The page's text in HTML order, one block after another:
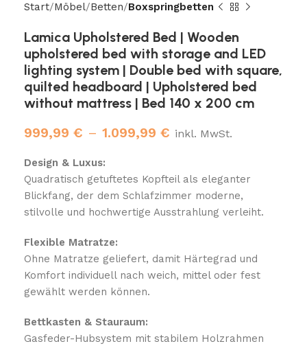
Start Möbel Betten Boxspringbetten
Lamica Upholstered Bed | Wooden
upholstered bed with storage and LED
lighting system | Double bed with square,
quilted headboard | Upholstered bed
without mattress | Bed 140 x 200 cm
999,99 € – 1.099,99 € inkl. MwSt.
Design & Luxus:
Quadratisch getuftetes Kopfteil als eleganter
Blickfang, der dem Schlafzimmer moderne,
stilvolle und hochwertige Ausstrahlung verleiht.
Flexible Matratze:
Ohne Matratze geliefert, damit Härtegrad und
Komfort individuell nach weich, mittel oder fest
gewählt werden können.
Bettkasten & Stauraum:
Gasfeder-Hubsystem mit stabilem Holzrahmen